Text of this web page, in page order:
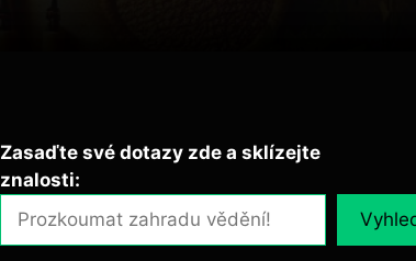
Zasaďte své dotazy zde a sklízejte
znalosti: